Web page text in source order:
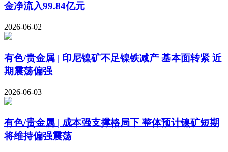
金净流入99.84亿元
2026-06-02
有色/贵金属 | 印尼镍矿不足镍铁减产 基本面转紧 近
期震荡偏强
2026-06-03
有色/贵金属 | 成本强支撑格局下 整体预计镍矿短期
将维持偏强震荡